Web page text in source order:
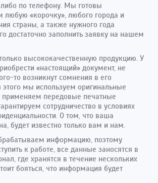
по телефону. Мы готовы
любую «корочку», любого города и
страны, а также нужного года
достаточно заполнить заявку на нашем
высококачественную продукцию. У
«настоящий» документ, не
то возникнут сомнения в его
этого мы используем оригинальные
применяем передовые печатные
сотрудничество в условиях
О том, что ваша
будет известно только вам и нам.
информацию, поэтому
к работе, все данные заносятся в
где хранятся в течение нескольких
бояться, что информация будет